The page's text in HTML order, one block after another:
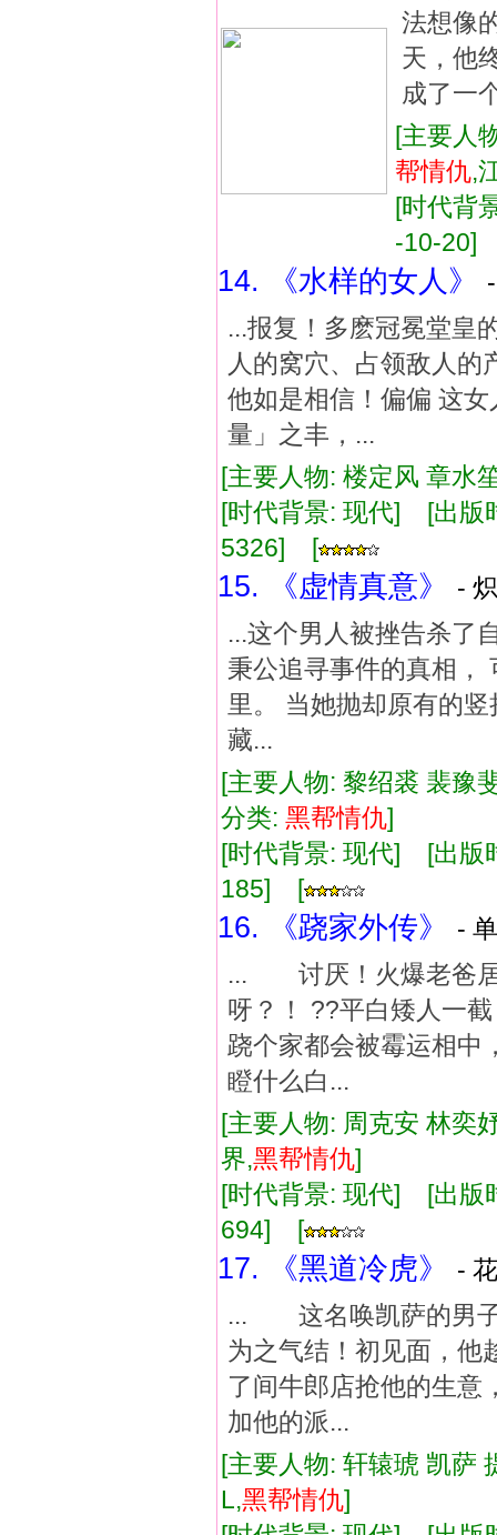
法想像
天，他
成了一
[主要人
帮情仇,
[时代背
-10-
14. 《水样的女人》
...报复！多麽冠冕堂皇
人的窝穴、占领敌人
他如是相信！偏偏 这
量」之丰，...
[主要人物: 楼定风 章
[时代背景: 现代] [出
5326] [
15. 《虚情真意》
-
...这个男人被挫告杀了
秉公追寻事件的真相，
里。 当她抛却原有的
藏...
[主要人物: 黎绍裘 裴
分类: 黑帮情仇]
[时代背景: 现代] [出
185] [
16. 《跷家外传》
-
... 讨厌！火爆老爸居
呀？！ ??平白矮人一
跷个家都会被霉运相中
瞪什么白...
[主要人物: 周克安 林
界,黑帮情仇]
[时代背景: 现代] [出
694] [
17. 《黑道冷虎》
-
... 这名唤凯萨的男子
为之气结！初见面，他
了间牛郎店抢他的生意
加他的派...
[主要人物: 轩辕琥 凯
L,黑帮情仇]